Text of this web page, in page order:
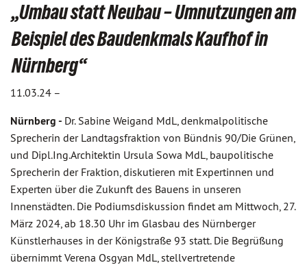
„Umbau statt Neubau – Umnutzungen am
Beispiel des Baudenkmals Kaufhof in
Nürnberg“
11.03.24 –
Nürnberg - Dr. Sabine Weigand MdL, denkmalpolitische
Sprecherin der Landtagsfraktion von Bündnis 90/Die Grünen,
und Dipl.Ing.Architektin Ursula Sowa MdL, baupolitische
Sprecherin der Fraktion, diskutieren mit Expertinnen und
Experten über die Zukunft des Bauens in unseren
Innenstädten. Die Podiumsdiskussion findet am Mittwoch, 27.
März 2024, ab 18.30 Uhr im Glasbau des Nürnberger
Künstlerhauses in der Königstraße 93 statt. Die Begrüßung
übernimmt Verena Osgyan MdL, stellvertretende